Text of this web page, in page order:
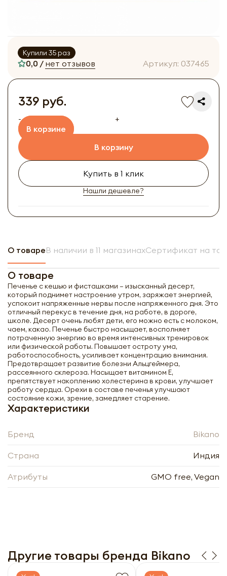
Купили 35 раз
0,0 / нет отзывов Артикул: 037465
339 руб.
-
+
В корзине
В корзину
Купить в 1 клик
Нашли дешевле?
О товареВ наличии в 11 магазинахСертификат на
О товаре
Печенье с кешью и фисташками – изысканный десерт,
который поднимет настроение утром, заряжает энергией,
успокоит напряженные нервы после напряженного дня. Это
отличный перекус в течение дня, на работе, в дороге,
школе. Десерт очень любят дети, его можно есть с молоком,
чаем, какао. Печенье быстро насыщает, восполняет
потраченную энергию во время интенсивных тренировок
или физической работы. Повышает остроту ума,
работоспособность, усиливает концентрацию внимания.
Предотвращает развитие болезни Альцгеймера,
рассеянного склероза. Насыщает витамином Е,
препятствует накоплению холестерина в крови, улучшает
работу сердца. Орехи в составе печенья улучшают
состояние кожи, зрение, замедляет старение.
Характеристики
Бренд Bikano
Страна Индия
Атрибуты GMO free, Vegan
Другие товары бренда Bikano